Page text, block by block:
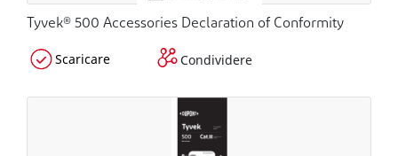
Tyvek® 500 Accessories Declaration of Conformity
Scaricare Condividere